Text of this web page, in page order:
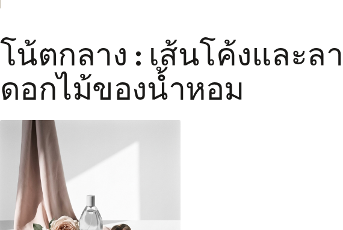
โน้ตกลาง : เส้นโค้งและล
ดอกไม้ของน้ำหอม